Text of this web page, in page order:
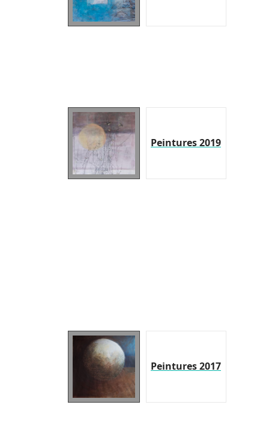
Peintures 2019
Peintures 2017